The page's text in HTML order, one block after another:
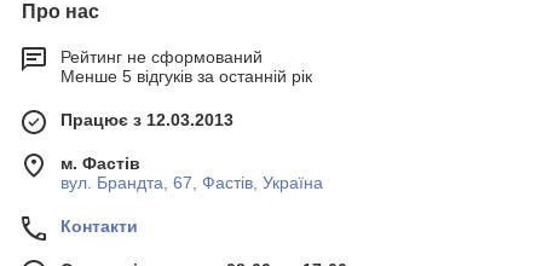
Про нас
Рейтинг не сформований
Менше 5 відгуків за останній рік
Працює з 12.03.2013
м. Фастів
вул. Брандта, 67, Фастів, Україна
Контакти